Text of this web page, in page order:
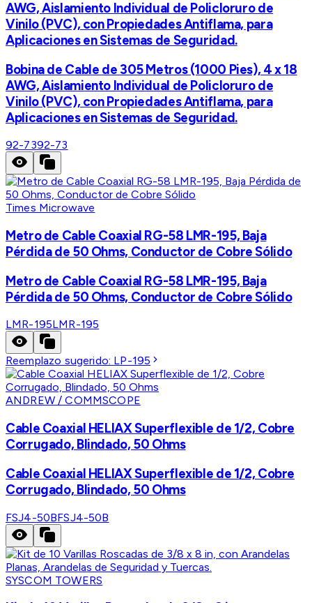
AWG, Aislamiento Individual de Policloruro de
Vinilo (PVC), con Propiedades Antiflama, para
Aplicaciones en Sistemas de Seguridad.
Bobina de Cable de 305 Metros (1000 Pies), 4 x 18
AWG, Aislamiento Individual de Policloruro de
Vinilo (PVC), con Propiedades Antiflama, para
Aplicaciones en Sistemas de Seguridad.
92-7392-73
Times Microwave
Metro de Cable Coaxial RG-58 LMR-195, Baja
Pérdida de 50 Ohms, Conductor de Cobre Sólido
Metro de Cable Coaxial RG-58 LMR-195, Baja
Pérdida de 50 Ohms, Conductor de Cobre Sólido
LMR-195LMR-195
Reemplazo sugerido: LP-195
ANDREW / COMMSCOPE
Cable Coaxial HELIAX Superflexible de 1/2, Cobre
Corrugado, Blindado, 50 Ohms
Cable Coaxial HELIAX Superflexible de 1/2, Cobre
Corrugado, Blindado, 50 Ohms
FSJ4-50BFSJ4-50B
SYSCOM TOWERS